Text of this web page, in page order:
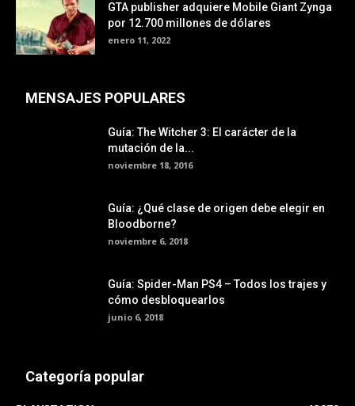
GTA publisher adquiere Mobile Giant Zynga
por 12.700 millones de dólares
enero 11, 2022
MENSAJES POPULARES
Guía: The Witcher 3: El carácter de la
mutación de la...
noviembre 18, 2016
Guía: ¿Qué clase de origen debe elegir en
Bloodborne?
noviembre 6, 2018
Guía: Spider-Man PS4 – Todos los trajes y
cómo desbloquearlos
junio 6, 2018
Categoría popular